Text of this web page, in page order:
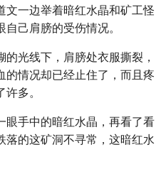
文一边举着暗红水晶和矿工怪
己肩膀的受伤情况。
光线下，肩膀处衣服撕裂，
的情况却已经止住了，而且疼
多。
眼手中的暗红水晶，再看了看
落的这矿洞不寻常，这暗红水